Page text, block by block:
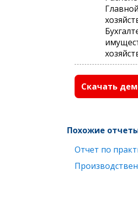
Скачать
Похожие
Отчет по